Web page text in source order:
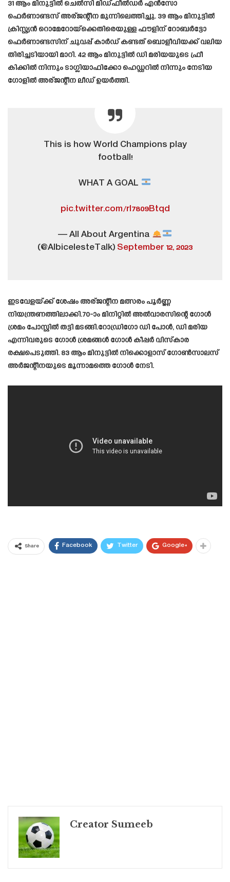
31 ആം മിനുട്ടിൽ ചെൽസി മിഡ്ഫീൽഡർ എൻസോ
ഫെർണാണ്ടസ് അര്ജന്റീന മുന്നിലെത്തിച്ചു. 39 ആം മിനുട്ടിൽ
ക്രിസ്റ്റ്യൻ റൊമേറോയ്‌ക്കെതിരെയുള്ള ഫൗളിന് റോബർട്ടോ
ഫെർണാണ്ടസിന് ചുവപ്പ് കാർഡ് കണ്ടത് ബൊളീവിയക്ക് വലിയ
തിരിച്ചടിയായി മാറി. 42 ആം മിനുട്ടിൽ ഡി മരിയയുടെ ഫ്രീ
കിക്കിൽ നിന്നും ടാഗ്ലിയാഫിക്കോ ഹെഡ്ഡറിൽ നിന്നും നേടിയ
ഗോളിൽ അര്ജന്റീന ലീഡ് ഉയർത്തി.
This is how World Champions play
football!
WHAT A GOAL
pic.twitter.com/rl7809Btqd
— All About Argentina
(@AlbicelesteTalk) September 12, 2023
ഇടവേളയ്ക്ക് ശേഷം അര്ജന്റീന മത്സരം പൂർണ്ണ
നിയന്ത്രണത്തിലാക്കി.70-ാം മിനിറ്റിൽ അൽവാരസിന്റെ ഗോൾ
ശ്രമം പോസ്റ്റിൽ തട്ടി മടങ്ങി.റോഡ്രിഗോ ഡി പോൾ, ഡി മരിയ
എന്നിവരുടെ ഗോൾ ശ്രമങ്ങൾ ഗോൾ കീപ്പർ വിസ്‌കാര
രക്ഷപെടുത്തി. 83 ആം മിനുട്ടിൽ നിക്കൊളാസ് ഗോൺസാലസ്
അർജന്റീനയുടെ മൂന്നാമത്തെ ഗോൾ നേടി.
Share Facebook Twitter Google+
Creator Sumeeb